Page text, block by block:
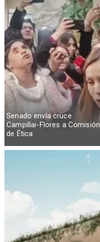
Senado envía cruce
Campillai-Flores a Comisión
de Ética